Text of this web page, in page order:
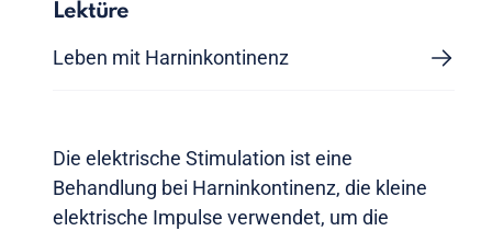
Lektüre
Leben mit Harninkontinenz
Die elektrische Stimulation ist eine
Behandlung bei Harninkontinenz, die kleine
elektrische Impulse verwendet, um die